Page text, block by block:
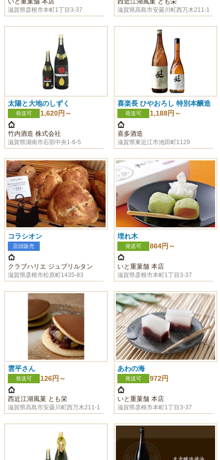
滋賀県彦根市本町1丁目3-37 滋賀県高島市安曇川町西万木211-1
太陽と大地のしずく
発送可 1,620円～
竹内酒造 株式会社
滋賀県湖南市石部中央1-6-5
喜楽長 ひやおろし 特別本醸造
発送可 1,188円～
喜多酒造
滋賀県東近江市池田町1129
コラシオン
店頭販売
クラブハリエ ジュブリルタン
滋賀県彦根市松原町1435-83
埋れ木
発送可 864円～
いと重菓舗 本店
滋賀県彦根市本町1丁目3-37
雲平さん
発送可 126円～
西近江湖風菓 とも栄
滋賀県高島市安曇川町西万木211-1
あわの海
発送可 972円
いと重菓舗 本店
滋賀県彦根市本町1丁目3-37